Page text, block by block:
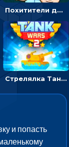
Похитители денег: управляйте друзьями и соберите все мешки с долларами
Стрелялка Танковые войны: бить по танку врага, чтобы уничтожить зло
и попасть